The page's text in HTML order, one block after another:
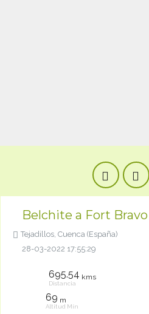
Belchite a Fort Bravo
Tejadillos, Cuenca (España)
28-03-2022 17:55:29
695.54 kms
Distancia
69 m
Altitud Mín